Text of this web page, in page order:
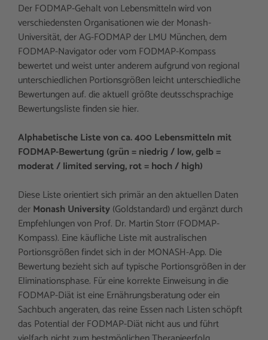
Der FODMAP-Gehalt von Lebensmitteln wird von
verschiedensten Organisationen wie der Monash-
Universität, der AG-FODMAP der LMU München, dem
FODMAP-Navigator oder vom FODMAP-Kompass
bewertet und weist unter anderem aufgrund von regional
unterschiedlichen Portionsgrößen leicht unterschiedliche
Bewertungen auf. die aktuell größte deutsschsprachige
Bewertungsliste finden sie hier.
Alphabetische Liste von ca. 400 Lebensmitteln mit
FODMAP-Bewertung (grün = niedrig / low, gelb =
moderat / limited serving, rot = hoch / high)
Diese Liste orientiert sich primär an den aktuellen Daten
derMonash University(Goldstandard) und ergänzt durch
Empfehlungen von Prof. Dr. Martin Storr (FODMAP-
Kompass). Eine käufliche Liste mit australischen
Portionsgrößen findet sich in der MONASH-App. Die
Bewertung bezieht sich auf typische Portionsgrößen in der
Eliminationsphase. Für eine korrekte Einweisung in die
FODMAP-Diät ist eine Ernährungsberatung oder ein
Sachbuch angeraten, das reine Essen nach Listen schöpft
das Potential der FODMAP-Diät nicht aus und führt